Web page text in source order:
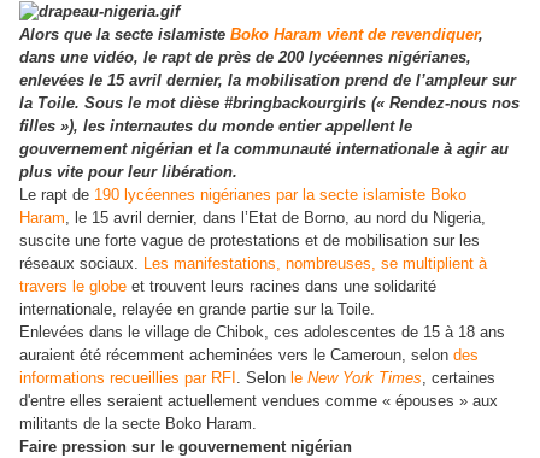
Alors que la secte islamiste Boko Haram vient de revendiquer,
dans une vidéo, le rapt de près de 200 lycéennes nigérianes,
enlevées le 15 avril dernier, la mobilisation prend de l’ampleur sur
la Toile. Sous le mot dièse #bringbackourgirls (« Rendez-nous nos
filles »), les internautes du monde entier appellent le
gouvernement nigérian et la communauté internationale à agir au
plus vite pour leur libération.
Le rapt de 190 lycéennes nigérianes par la secte islamiste Boko
Haram, le 15 avril dernier, dans l’Etat de Borno, au nord du Nigeria,
suscite une forte vague de protestations et de mobilisation sur les
réseaux sociaux. Les manifestations, nombreuses, se multiplient à
travers le globe et trouvent leurs racines dans une solidarité
internationale, relayée en grande partie sur la Toile.
Enlevées dans le village de Chibok, ces adolescentes de 15 à 18 ans
auraient été récemment acheminées vers le Cameroun, selon des
informations recueillies par RFI . Selon le New York Times, certaines
d'entre elles seraient actuellement vendues comme « épouses » aux
militants de la secte Boko Haram.
Faire pression sur le gouvernement nigérian